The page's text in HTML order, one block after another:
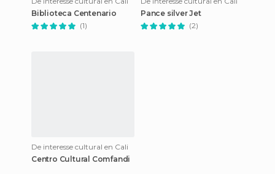
Biblioteca Centenario
(1)
Pance silver Jet
(2)
De interesse cultural en Cali
Centro Cultural Comfandi